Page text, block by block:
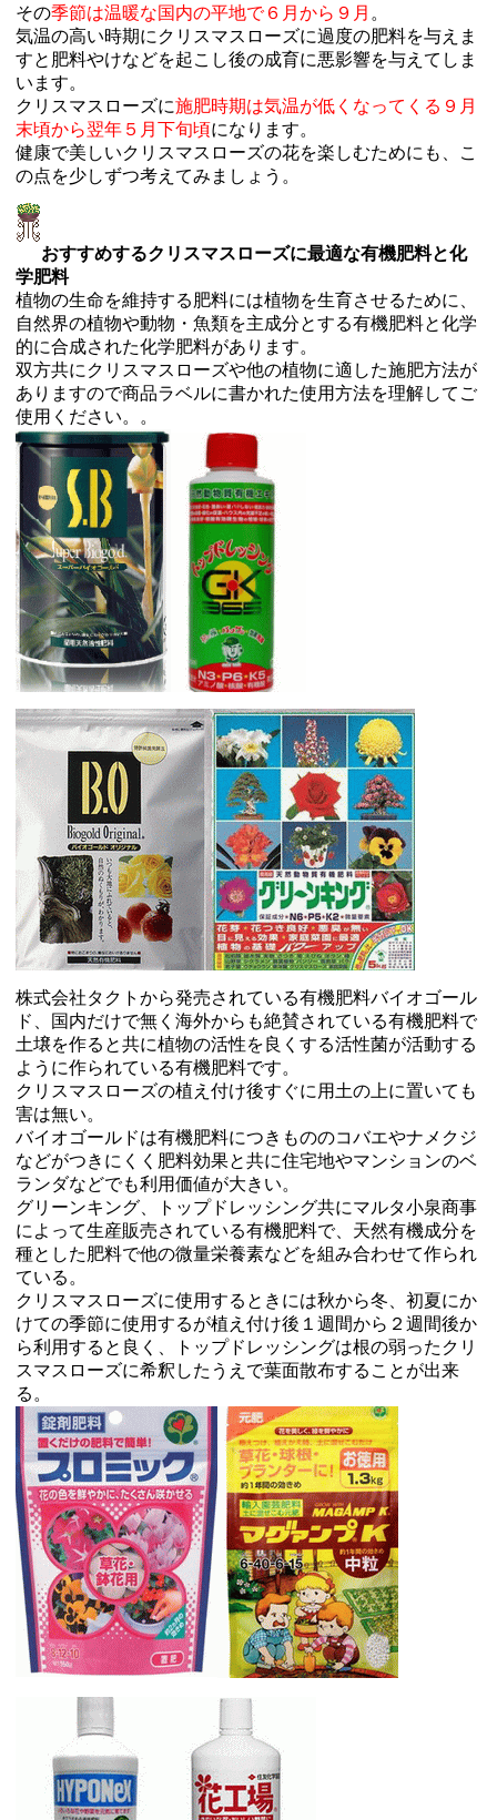
その季節は温暖な国内の平地で６月から９月 。
気温の高い時期にクリスマスローズに過度の肥料を与えま
すと肥料やけなどを起こし後の成育に悪影響を与えてしま
います。
クリスマスローズに施肥時期は気温が低くなってくる９月
末頃から翌年５月下旬頃になります。
健康で美しいクリスマスローズの花を楽しむためにも、こ
の点を少しずつ考えてみましょう。
おすすめするクリスマスローズに最適な有機肥料と化
学肥料
植物の生命を維持する肥料には植物を生育させるために、
自然界の植物や動物・魚類を主成分とする有機肥料と化学
的に合成された化学肥料があります。
双方共にクリスマスローズや他の植物に適した施肥方法が
ありますので商品ラベルに書かれた使用方法を理解してご
使用ください。。
株式会社タクトから発売されている有機肥料バイオゴール
ド、国内だけで無く海外からも絶賛されている有機肥料で
土壌を作ると共に植物の活性を良くする活性菌が活動する
ように作られている有機肥料です。
クリスマスローズの植え付け後すぐに用土の上に置いても
害は無い。
バイオゴールドは有機肥料につきもののコバエやナメクジ
などがつきにくく肥料効果と共に住宅地やマンションのベ
ランダなどでも利用価値が大きい。
グリーンキング、トップドレッシング共にマルタ小泉商事
によって生産販売されている有機肥料で、天然有機成分を
種とした肥料で他の微量栄養素などを組み合わせて作られ
ている。
クリスマスローズに使用するときには秋から冬、初夏にか
けての季節に使用するが植え付け後１週間から２週間後か
ら利用すると良く、トップドレッシングは根の弱ったクリ
スマスローズに希釈したうえで葉面散布することが出来
る。